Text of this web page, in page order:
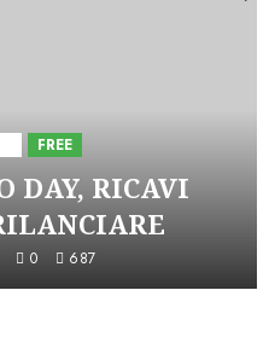
FREE
DAY, RICAVI
0 687